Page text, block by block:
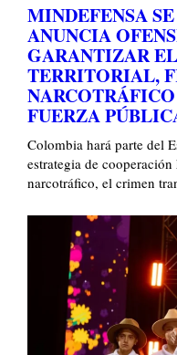
MINDEFENSA
ANUNCIA
GARANTIZAR
TERRITORIAL,
FUERZA
Colombia hará parte del
estrategia de
narcotráfico, el crimen